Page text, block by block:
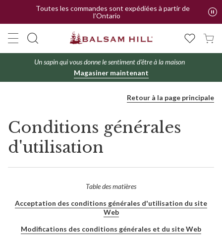
Toutes les commandes sont expédiées à partir de
l’Ontario
Un sapin qui vous donne le sentiment d'être à la maison
Magasiner maintenant
Retour à la page principale
Conditions générales
d'utilisation
Table des matières
Acceptation des conditions générales d'utilisation du site
Web
Modifications des conditions générales et du site Web